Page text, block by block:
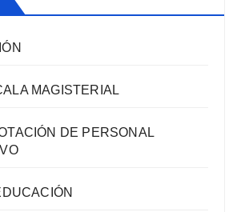
MAGISTERIAL
DE PERSONAL